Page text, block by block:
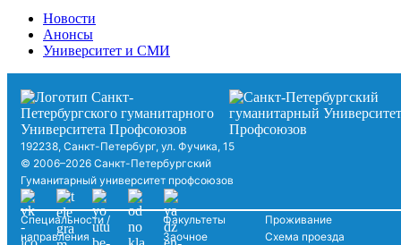
Новости
Анонсы
Университет и СМИ
192238, Санкт-Петербург, ул. Фучика, 15
© 2006–2026 Санкт-Петербургский
Гуманитарный университет профсоюзов
Специальности /
направления
Факультеты
Заочное
Проживание
Схема проезда